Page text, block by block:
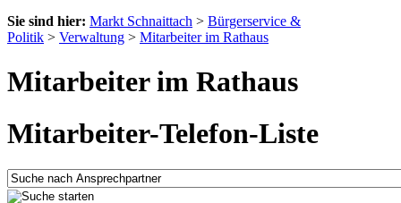
Sie sind hier: Markt Schnaittach > Bürgerservice &
Politik > Verwaltung > Mitarbeiter im Rathaus
Mitarbeiter im Rathaus
Mitarbeiter-Telefon-Liste